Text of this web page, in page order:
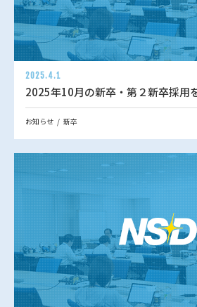
2025.4.1
2025年10月の新卒・第２新卒採用
お知らせ 新卒